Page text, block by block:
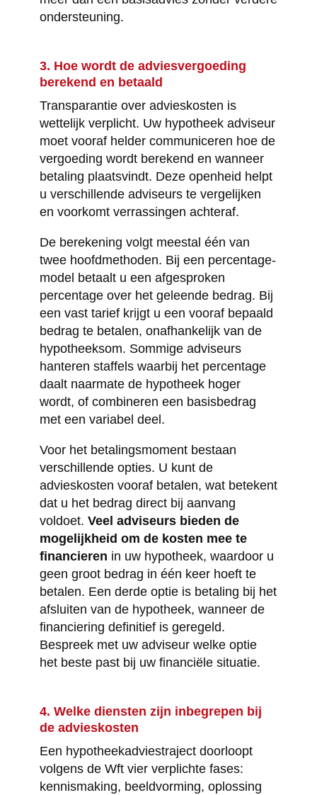
ondersteuning.
3. Hoe wordt de adviesvergoeding
berekend en betaald
Transparantie over advieskosten is
wettelijk verplicht. Uw hypotheek adviseur
moet vooraf helder communiceren hoe de
vergoeding wordt berekend en wanneer
betaling plaatsvindt. Deze openheid helpt
u verschillende adviseurs te vergelijken
en voorkomt verrassingen achteraf.
De berekening volgt meestal één van
twee hoofdmethoden. Bij een percentage-
model betaalt u een afgesproken
percentage over het geleende bedrag. Bij
een vast tarief krijgt u een vooraf bepaald
bedrag te betalen, onafhankelijk van de
hypotheeksom. Sommige adviseurs
hanteren staffels waarbij het percentage
daalt naarmate de hypotheek hoger
wordt, of combineren een basisbedrag
met een variabel deel.
Voor het betalingsmoment bestaan
verschillende opties. U kunt de
advieskosten vooraf betalen, wat betekent
dat u het bedrag direct bij aanvang
voldoet. Veel adviseurs bieden de
mogelijkheid om de kosten mee te
financieren in uw hypotheek, waardoor u
geen groot bedrag in één keer hoeft te
betalen. Een derde optie is betaling bij het
afsluiten van de hypotheek, wanneer de
financiering definitief is geregeld.
Bespreek met uw adviseur welke optie
het beste past bij uw financiële situatie.
4. Welke diensten zijn inbegrepen bij
de advieskosten
Een hypotheekadviestraject doorloopt
volgens de Wft vier verplichte fases:
kennismaking, beeldvorming, oplossing